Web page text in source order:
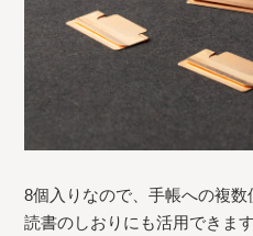
8個入りなので、手帳への複
読書のしおりにも活用できます